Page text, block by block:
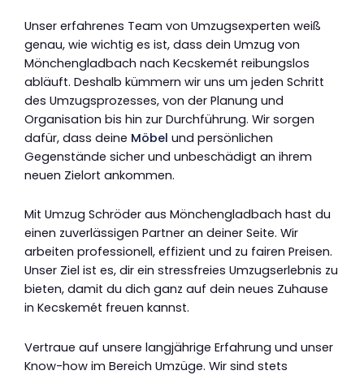
Unser erfahrenes Team von Umzugsexperten weiß
genau, wie wichtig es ist, dass dein Umzug von
Mönchengladbach nach Kecskemét reibungslos
abläuft. Deshalb kümmern wir uns um jeden Schritt
des Umzugsprozesses, von der Planung und
Organisation bis hin zur Durchführung. Wir sorgen
dafür, dass deine Möbel und persönlichen
Gegenstände sicher und unbeschädigt an ihrem
neuen Zielort ankommen.
Mit Umzug Schröder aus Mönchengladbach hast du
einen zuverlässigen Partner an deiner Seite. Wir
arbeiten professionell, effizient und zu fairen Preisen.
Unser Ziel ist es, dir ein stressfreies Umzugserlebnis zu
bieten, damit du dich ganz auf dein neues Zuhause
in Kecskemét freuen kannst.
Vertraue auf unsere langjährige Erfahrung und unser
Know-how im Bereich Umzüge. Wir sind stets